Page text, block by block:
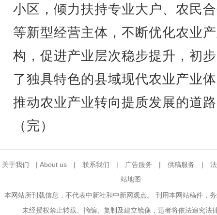
小区，倾力扶持专业大户、农民
等新型经营主体，不断优化农业
构，促进产业层次稳步提升，初
了独具特色的县域现代农业产业
推动农业产业转向提质发展的道
（完）
关于我们 | About us | 联系我们 | 广告服务 | 供稿服务 |
站地图
本网站所刊载信息，不代表中新社和中新网观点。 刊用本网站稿件，
未经授权禁止转载、摘编、复制及建立镜像，违者将依法追究法